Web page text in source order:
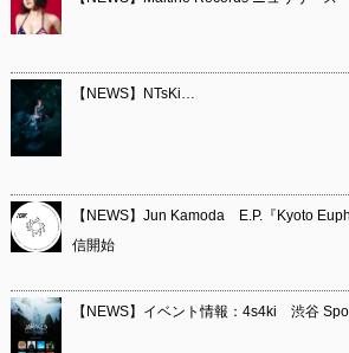
【NEWS】NTsKi…
【NEWS】Jun Kamoda E.P.『Kyoto
信開始
【NEWS】イベント情報：4s4ki 渋谷